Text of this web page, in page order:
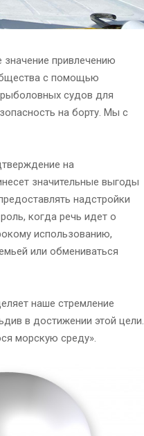
привлечению
с помощью
рыболовных судов для
на борту. Мы с
на
значительные выгоды
надстройки
когда речь идет о
использованию,
или обмениваться
наше стремление
в достижении этой цели.
морскую среду».